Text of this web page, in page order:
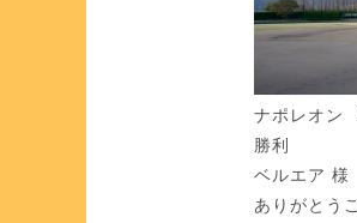
ナポレオン
勝利
ベルエア 様
ありがとう